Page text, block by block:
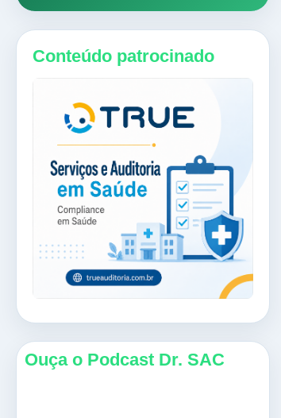
Conteúdo patrocinado
Ouça o Podcast Dr. SAC